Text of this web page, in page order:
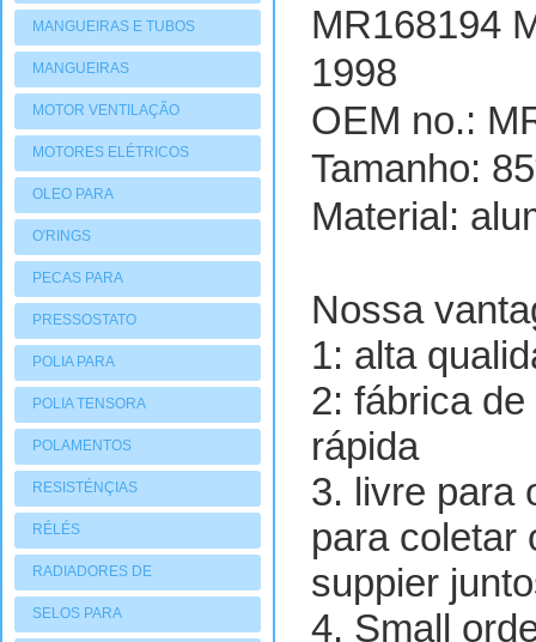
MANGUEIRAS E TUBOS
MANGUEIRAS
MOTOR VENTILAÇÃO
MOTORES ELÉTRICOS
OLEO PARA
COMPRESSORES
O'RINGS
PECAS PARA
COMPRESSORES
PRESSOSTATO
POLIA PARA
COMPRESSORES
POLIA TENSORA
POLAMENTOS
RESISTÉNÇIAS
RÉLÉS
RADIADORES DE
AQUECIMENTO
SELOS PARA
MR168194
1998
OEM no.:
Tamanho:
Material:
Nossa
1: alta
2: fábrica
rápida
3. livre para
para coletar
suppier
4. Small